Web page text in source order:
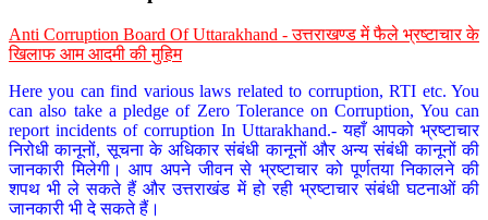
Anti Corruption Board Of Uttarakhand - उत्तराखण्ड में फैले भ्रष्टाचार के
खिलाफ आम आदमी की मुहिम
Here you can find various laws related to corruption, RTI etc. You
can also take a pledge of Zero Tolerance on Corruption, You can
report incidents of corruption In Uttarakhand.- यहाँ आपको भ्रष्टाचार
निरोधी कानूनों, सूचना के अधिकार संबंधी कानूनों और अन्य संबंधी कानूनों की
जानकारी मिलेगी। आप अपने जीवन से भ्रष्टाचार को पूर्णतया निकालने की
शपथ भी ले सकते हैं और उत्तराखंड में हो रही भ्रष्टाचार संबंधी घटनाओं की
जानकारी भी दे सकते हैं।